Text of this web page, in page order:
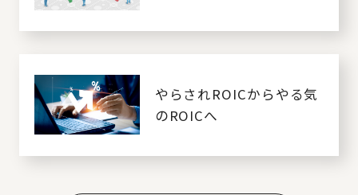
やらされROICからやる気
のROICへ